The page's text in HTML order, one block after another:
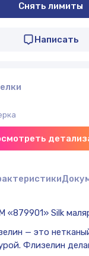
Снять лимиты
Написать
«879901» Silk
— это
Флизелин